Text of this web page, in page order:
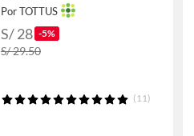
Por TOTTUS
S/ 28 -5%
S/ 29.50
(11)